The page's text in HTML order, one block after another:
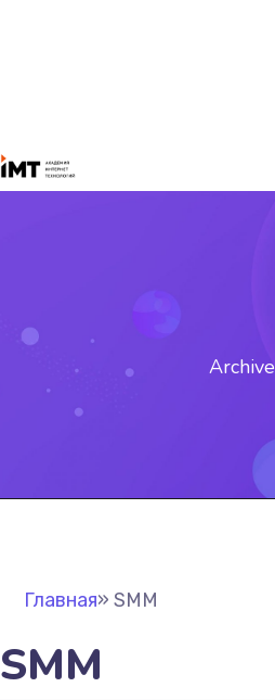
Archive
Главная»SMM
SMM